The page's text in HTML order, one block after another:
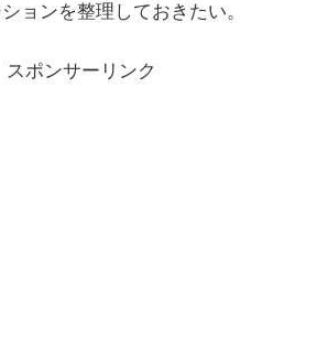
ョンを整理しておきたい。
スポンサーリンク